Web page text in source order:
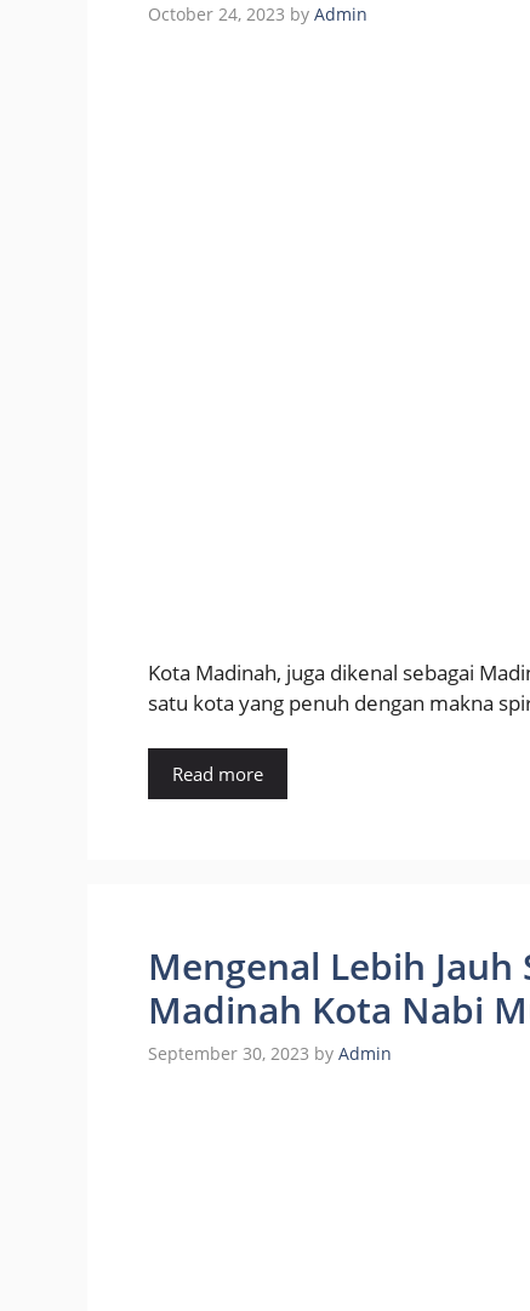
October 24, 2023 by Admin
Kota Madinah, juga dikenal sebagai
satu kota yang penuh dengan makna
Read more
Mengenal Lebih
Madinah Kota Nabi
September 30, 2023 by Admin